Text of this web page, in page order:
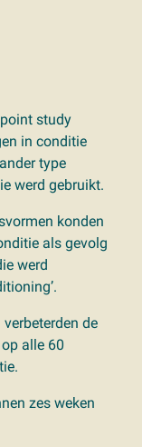
study
in conditie
type
werd gebruikt.
konden
als gevolg
werd
de
alle 60
zes weken